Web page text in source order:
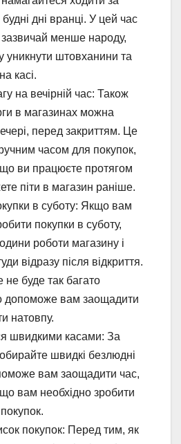
дні вранці. У цей час
менше народу,
уникнути штовханини та
касі.
на вечірній час: Також
в магазинах можна
перед закриттям. Це
часом для покупок,
ви працюєте протягом
піти в магазин раніше.
в суботу: Якщо вам
покупки в суботу,
роботи магазину і
відразу після відкриття.
буде так багато
допоможе вам заощадити
натовпу.
швидкими касами: За
швидкі безлюдні
вам заощадити час,
вам необхідно зробити
покупок: Перед тим, як